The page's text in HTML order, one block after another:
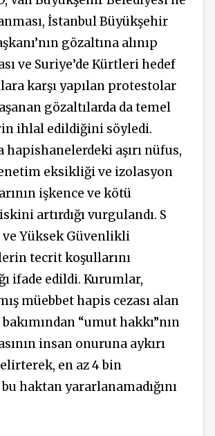
İstanbul Büyükşehir
gözaltına alınıp
ve Suriye’de Kürtleri hedef
karşı yapılan protestolar
gözaltılarda da temel
ihlal edildiğini söyledi.
hapishanelerdeki aşırı nüfus,
eksikliği ve izolasyon
işkence ve kötü
artırdığı vurgulandı. S
Yüksek Güvenlikli
tecrit koşullarını
ifade edildi. Kurumlar,
müebbet hapis cezası alan
“umut hakkı”nın
insan onuruna aykırı
en az 4 bin
haktan yararlanamadığını